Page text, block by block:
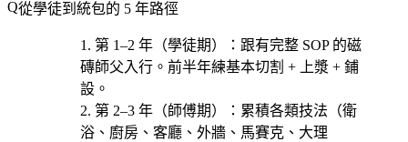
從學徒到統包的 5 年路徑
第 1–2 年（學徒期）
：跟有完整 SOP 的磁
磚師父入行。前半年練基本切割 + 上漿 + 鋪
設。
第 2–3 年（師傅期）
：累積各類技法（衛
浴、廚房、客廳、外牆、馬賽克、大理